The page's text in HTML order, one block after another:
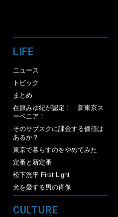
LIFE
ニュース
トピック
まとめ
在原みゆ紀が認定！ 新東京ス
ーベニア！
そのサブスクに課金する価値は
あるか？
東京で暮らすのをやめてみた
定番と新定番
松下洸平 First Light
犬を愛する男の肖像
CULTURE